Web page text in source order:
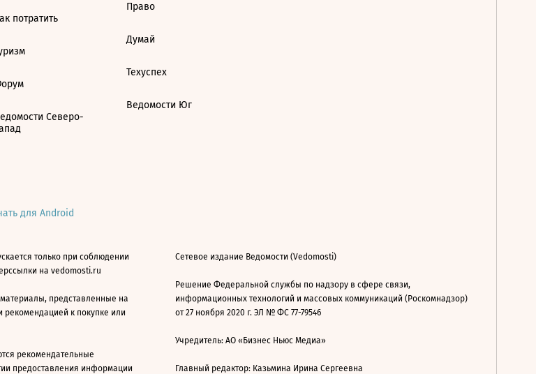
потратить
Северо-
Право
Думай
Техуспех
Ведомости Юг
для Android
только при соблюдении
на vedomosti.ru
представленные на
к покупке или
рекомендательные
предоставления информации
Сетевое издание Ведомости (Vedomosti)
Решение Федеральной службы по надзору в сфере связи,
информационных технологий и массовых коммуникаций (Роскомнадзор)
от 27 ноября 2020 г. ЭЛ № ФС 77-79546
Учредитель: АО «Бизнес Ньюс Медиа»
Главный редактор: Казьмина Ирина Сергеевна